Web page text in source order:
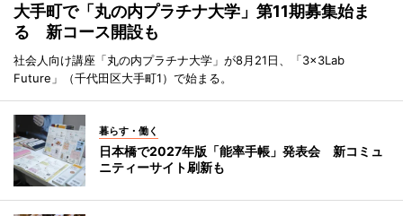
大手町で「丸の内プラチナ大学」第11期募集始ま
る 新コース開設も
社会人向け講座「丸の内プラチナ大学」が8月21日、「3×3Lab
Future」（千代田区大手町1）で始まる。
暮らす・働く
日本橋で2027年版「能率手帳」発表会 新コミュ
ニティーサイト刷新も